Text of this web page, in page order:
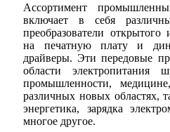
Ассортимент
включает в себя
преобразователи
на печатную плату и
драйверы. Эти передовые
области электропитания
промышленности,
различных новых областях,
энергетика, зарядка
многое другое.